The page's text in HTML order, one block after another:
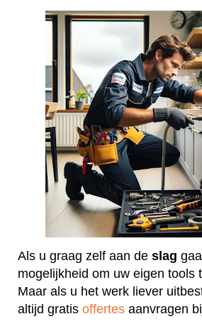
Als u graag zelf aan de slag
mogelijkheid om uw eigen tools
Maar als u het werk liever
altijd gratis offertes aanvragen